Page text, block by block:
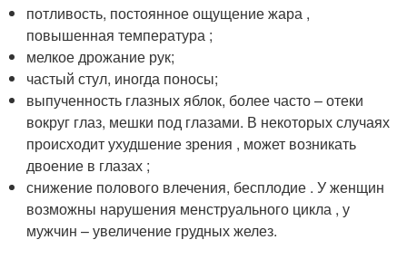
потливость, постоянное ощущение жара ,
повышенная температура ;
мелкое дрожание рук;
частый стул, иногда поносы;
выпученность глазных яблок, более часто – отеки
вокруг глаз, мешки под глазами. В некоторых случаях
происходит ухудшение зрения , может возникать
двоение в глазах ;
снижение полового влечения, бесплодие . У женщин
возможны нарушения менструального цикла , у
мужчин – увеличение грудных желез.